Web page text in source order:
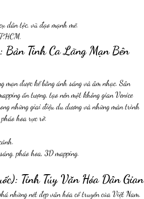
dân tộc, vũ đạo mạnh mẽ.
Bản Tình Ca Lãng Mạn Bên
mạn được kể bằng ánh sáng và âm nhạc. Sân
ấn tượng, tạo nên một không gian Venice
những giai điệu du dương và những màn trình
hoa rực rỡ.
pháo hoa, 3D mapping.
Tinh Túy Văn Hóa Dân Gian
những nét đẹp văn hóa cổ truyền của Việt Nam.